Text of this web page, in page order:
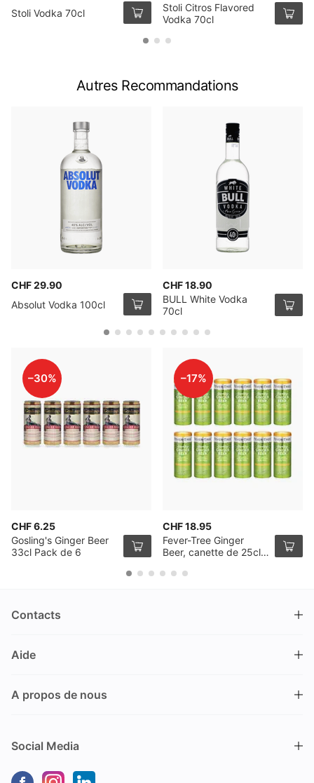
Stoli Vodka 70cl
Stoli Citros Flavored
Vodka 70cl
Autres Recommandations
CHF 29.90
Absolut Vodka 100cl
CHF 18.90
BULL White Vodka
70cl
–30%
CHF 6.25
Gosling's Ginger Beer
33cl Pack de 6
–17%
CHF 18.95
Fever-Tree Ginger
Beer, canette de 25cl,
Contacts
Nüschelerstrasse 35
Suisse
info@drinks.ch
9.00 – 12.00 et de 13.30 – 17.00
Aide
Processus de commande
Livraison & Pick-up
Options de Payement
A propos de nous
A propos de nous
Social Media